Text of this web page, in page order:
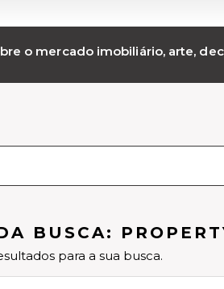
o mercado imobiliário, arte,
BUSCA:
para a sua busca.